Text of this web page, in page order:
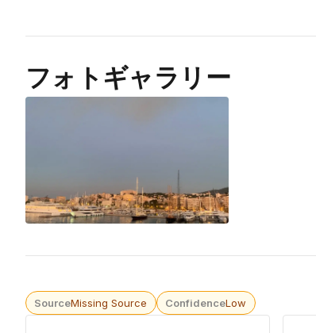
フォトギャラリー
SourceMissing Source ConfidenceLow